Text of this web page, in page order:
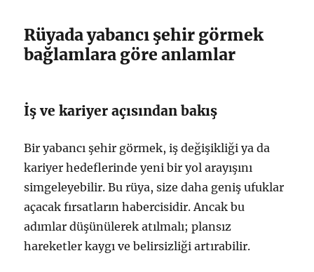
Rüyada yabancı şehir görmek
bağlamlara göre anlamlar
İş ve kariyer açısından bakış
Bir yabancı şehir görmek, iş değişikliği ya da
kariyer hedeflerinde yeni bir yol arayışını
simgeleyebilir. Bu rüya, size daha geniş ufuklar
açacak fırsatların habercisidir. Ancak bu
adımlar düşünülerek atılmalı; plansız
hareketler kaygı ve belirsizliği artırabilir.